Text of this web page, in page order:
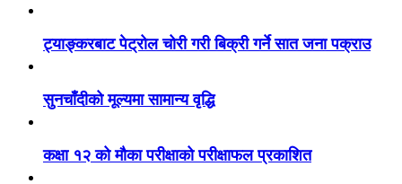
ट्याङ्करबाट पेट्रोल चोरी गरी बिक्री गर्ने सात जना पक्राउ
सुनचाँदीको मूल्यमा सामान्य वृद्धि
कक्षा १२ को मौका परीक्षाको परीक्षाफल प्रकाशित